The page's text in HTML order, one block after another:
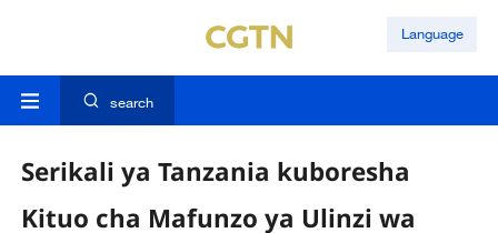
Language
search
Serikali ya Tanzania kuboresha
Kituo cha Mafunzo ya Ulinzi wa